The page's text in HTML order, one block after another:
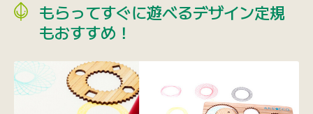
もらってすぐに遊べるデザイン定規
もおすすめ！